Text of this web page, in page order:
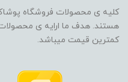
کلیه ی محصولات فروشگاه پوشاک
هستند. هدف ما ارایه ی محصولات
کمترین قیمت میباشد.